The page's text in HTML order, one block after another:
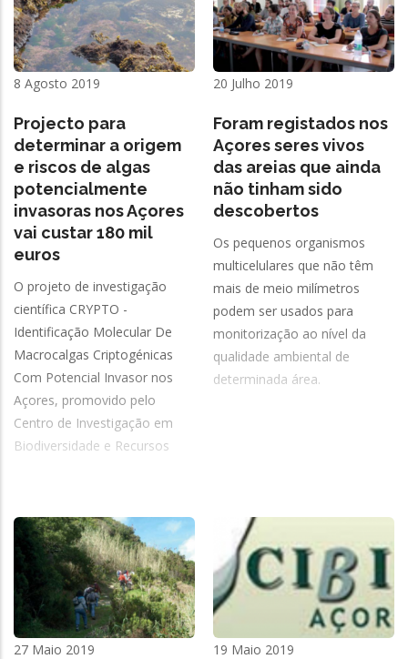
8 Agosto 2019
Projecto para
determinar a origem
e riscos de algas
potencialmente
invasoras nos Açores
vai custar 180 mil
euros
O projeto de investigação
científica CRYPTO -
Identificação Molecular De
Macrocalgas Criptogénicas
Com Potencial Invasor nos
Açores, promovido pelo
Centro de Investigação em
Biodiversidade e Recursos
20 Julho 2019
Foram registados nos
Açores seres vivos
das areias que ainda
não tinham sido
descobertos
Os pequenos organismos
multicelulares que não têm
mais de meio milímetros
podem ser usados para
monitorização ao nível da
qualidade ambiental de
determinada área.
27 Maio 2019 19 Maio 2019